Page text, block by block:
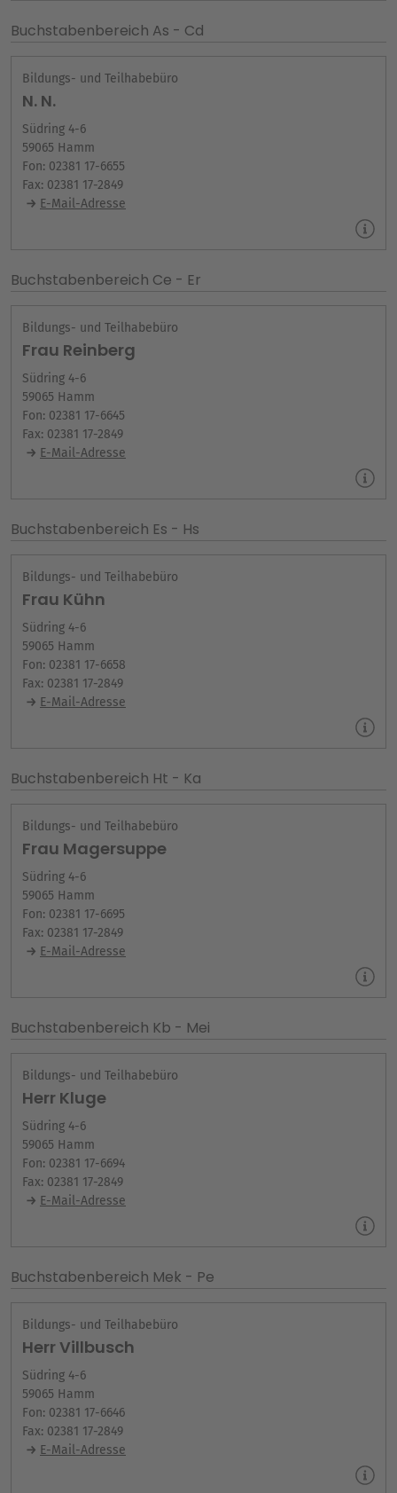
Buchstabenbereich As - Cd
Bildungs- und Teilhabebüro
N. N.
Südring 4-6
59065 Hamm
Fon: 02381 17-6655
Fax: 02381 17-2849
E-Mail-Adresse
Buchstabenbereich Ce - Er
Bildungs- und Teilhabebüro
Frau Reinberg
Südring 4-6
59065 Hamm
Fon: 02381 17-6645
Fax: 02381 17-2849
E-Mail-Adresse
Buchstabenbereich Es - Hs
Bildungs- und Teilhabebüro
Frau Kühn
Südring 4-6
59065 Hamm
Fon: 02381 17-6658
Fax: 02381 17-2849
E-Mail-Adresse
Buchstabenbereich Ht - Ka
Bildungs- und Teilhabebüro
Frau Magersuppe
Südring 4-6
59065 Hamm
Fon: 02381 17-6695
Fax: 02381 17-2849
E-Mail-Adresse
Buchstabenbereich Kb - Mei
Bildungs- und Teilhabebüro
Herr Kluge
Südring 4-6
59065 Hamm
Fon: 02381 17-6694
Fax: 02381 17-2849
E-Mail-Adresse
Buchstabenbereich Mek - Pe
Bildungs- und Teilhabebüro
Herr Villbusch
Südring 4-6
59065 Hamm
Fon: 02381 17-6646
Fax: 02381 17-2849
E-Mail-Adresse